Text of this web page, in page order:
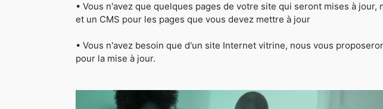
• Vous n'avez que quelques pages de votre site qui seront mises à
et un CMS pour les pages que vous devez mettre à jour
• Vous n'avez besoin que d'un site Internet vitrine, nous vous
pour la mise à jour.